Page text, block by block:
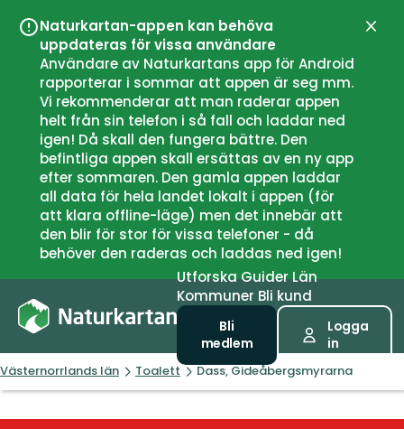
Naturkartan-appen kan behöva
uppdateras för vissa användare
Användare av Naturkartans app för Android
rapporterar i sommar att appen är seg mm.
Vi rekommenderar att man raderar appen
helt från sin telefon i så fall och laddar ned
igen! Då skall den fungera bättre. Den
befintliga appen skall ersättas av en ny app
efter sommaren. Den gamla appen laddar
all data för hela landet lokalt i appen (för
att klara offline-läge) men det innebär att
den blir för stor för vissa telefoner - då
behöver den raderas och laddas ned igen!
UtforskaGuiderLän
Kommuner Bli kund
Bli
medlem
Logga
in
Västernorrlands län Toalett Dass, Gideåbergsmyrarna